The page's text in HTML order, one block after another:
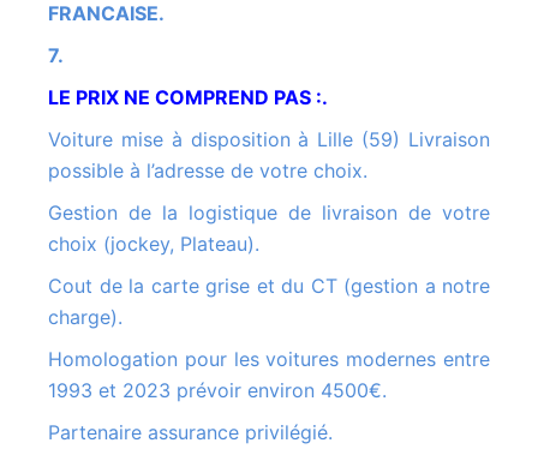
FRANCAISE.
7.
LE PRIX NE COMPREND PAS :.
Voiture mise à disposition à Lille (59) Livraison
possible à l’adresse de votre choix.
Gestion de la logistique de livraison de votre
choix (jockey, Plateau).
Cout de la carte grise et du CT (gestion a notre
charge).
Homologation pour les voitures modernes entre
1993 et 2023 prévoir environ 4500€.
Partenaire assurance privilégié.